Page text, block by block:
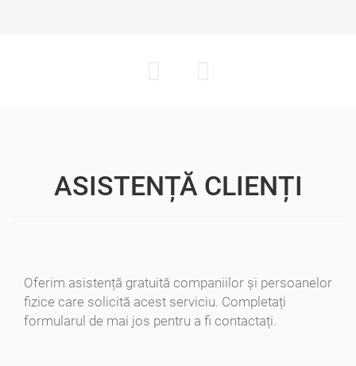
ASISTENȚĂ CLIENȚI
Oferim asistență gratuită companiilor și persoanelor
fizice care solicită acest serviciu. Completați
formularul de mai jos pentru a fi contactați.